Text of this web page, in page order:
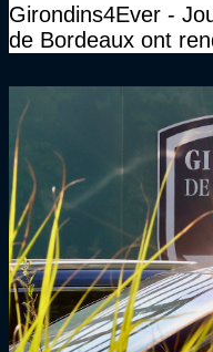
Girondins4Ever -
de Bordeaux ont